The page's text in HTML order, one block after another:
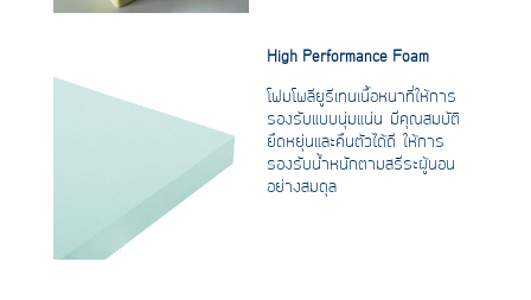
High Performance Foam
โฟมโพลียูรีเทนเนื้อหนาที่ให้การ
รองรับแบบนุ่มแน่น มีคุณสมบัติ
ยืดหยุ่นและคืนตัวได้ดี ให้การ
รองรับน้ำหนักตามสรีระผู้นอน
อย่างสมดุล